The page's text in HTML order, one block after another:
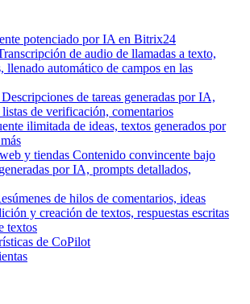
potenciado por IA en Bitrix24
de audio de llamadas a texto,
llenado automático de campos en las
Descripciones de tareas generadas por IA,
listas de verificación, comentarios
ilimitada de ideas, textos generados por
y tiendas Contenido convincente bajo
por IA, prompts detallados,
de hilos de comentarios, ideas
y creación de textos, respuestas escritas
textos
de CoPilot